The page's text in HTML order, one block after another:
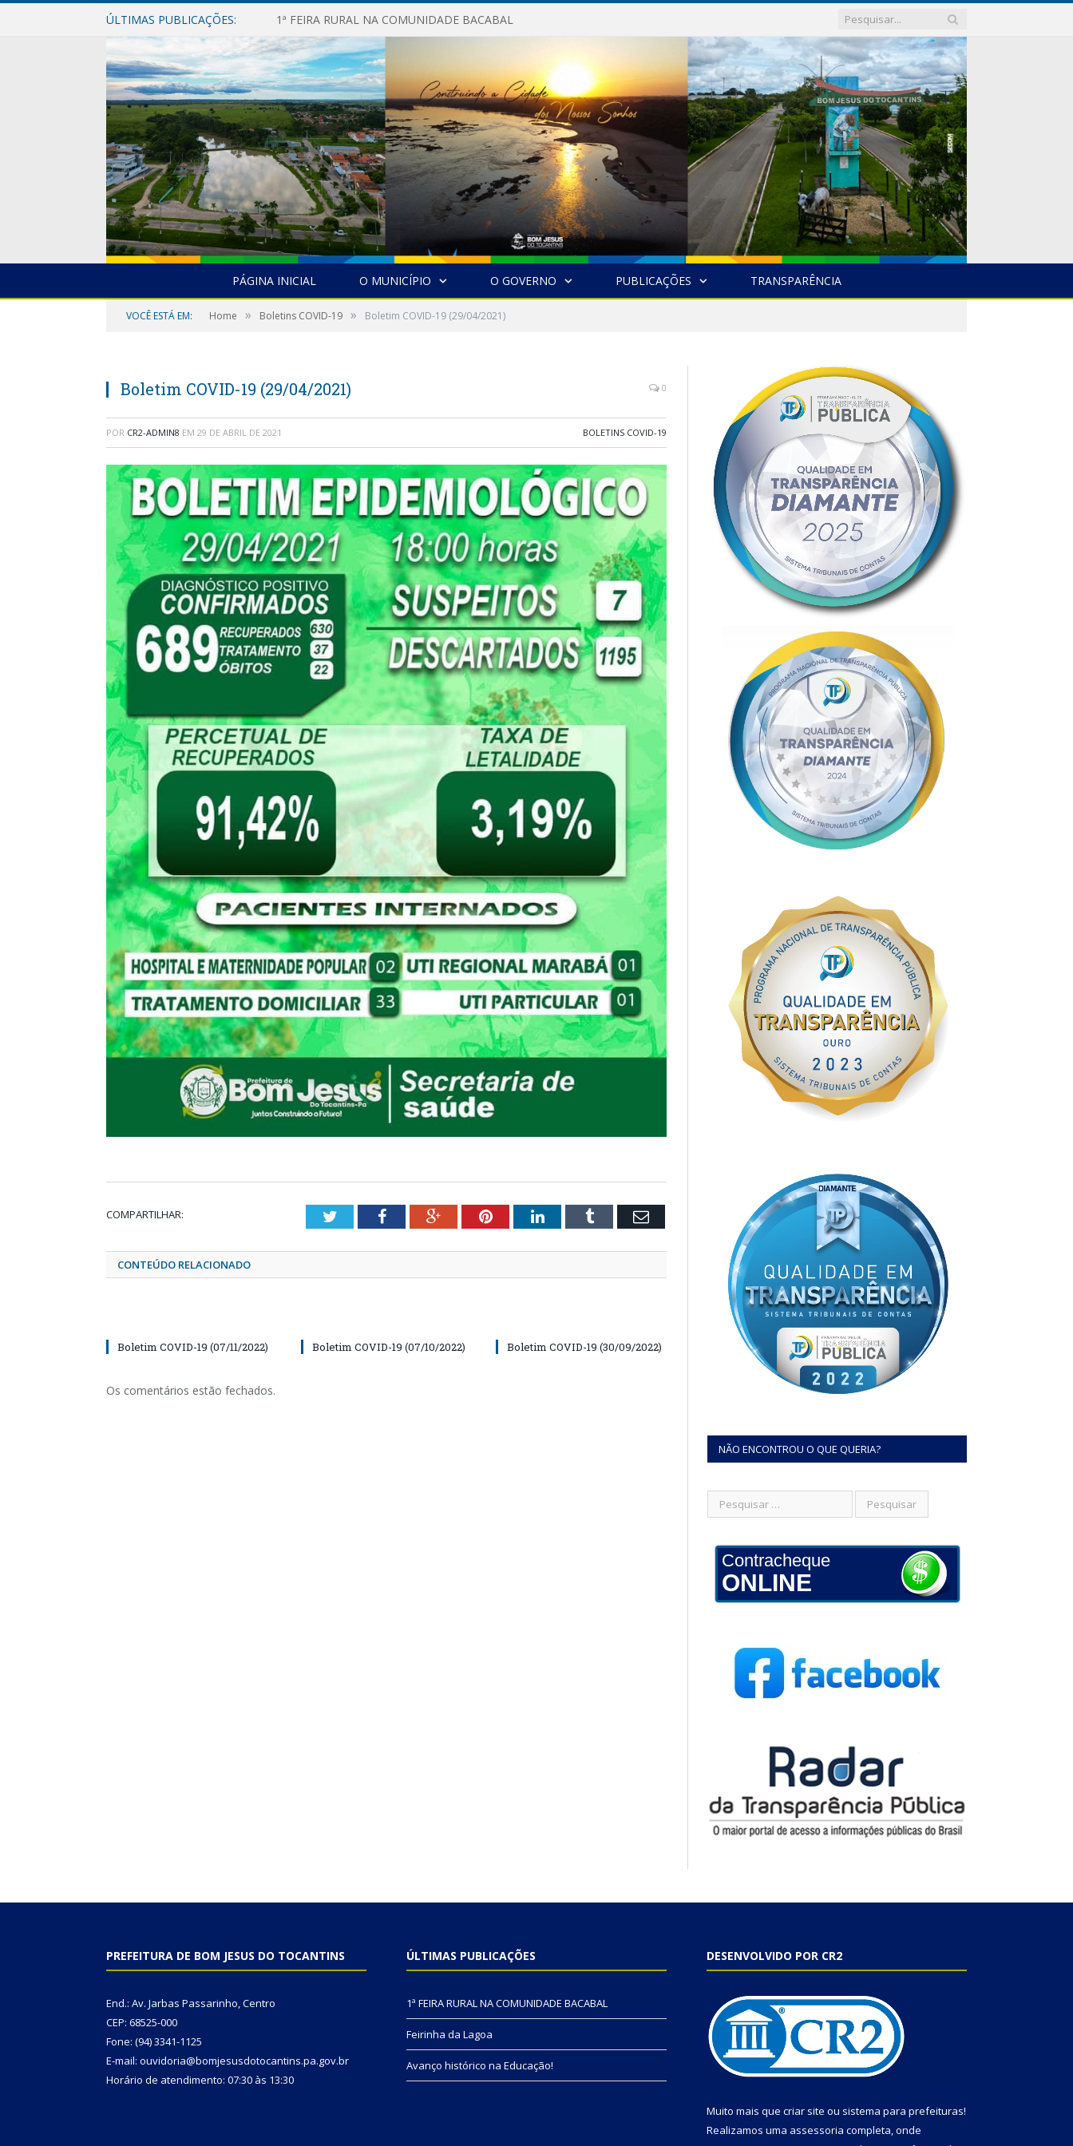
ÚLTIMAS PUBLICAÇÕES: 1ª FEIRA RURAL NA COMUNIDADE BACABAL
PÁGINA INICIAL O MUNICÍPIO O GOVERNO PUBLICAÇÕES TRANSPARÊNCIA
VOCÊ ESTÁ EM: Home » Boletins COVID-19 » Boletim COVID-19 (29/04/2021)
Boletim COVID-19 (29/04/2021) 0
POR CR2-ADMIN8 EM 29 DE ABRIL DE 2021 BOLETINS COVID-19
COMPARTILHAR: TwitterFacebookGoogle+PinterestLinkedInTumblr Email
CONTEÚDO RELACIONADO
Boletim COVID-19 (07/11/2022) Boletim COVID-19 (07/10/2022) Boletim COVID-19 (30/09/2022)
Os comentários estão fechados.
NÃO ENCONTROU O QUE QUERIA?
Contracheque
ONLINE
PREFEITURA DE BOM JESUS DO TOCANTINS
End.: Av. Jarbas Passarinho, Centro
CEP: 68525-000
Fone: (94) 3341-1125
E-mail: ouvidoria@bomjesusdotocantins.pa.gov.br
Horário de atendimento: 07:30 às 13:30
ÚLTIMAS PUBLICAÇÕES
1ª FEIRA RURAL NA COMUNIDADE BACABAL
Feirinha da Lagoa
Avanço histórico na Educação!
DESENVOLVIDO POR CR2
Muito mais que criar site ou sistema para prefeituras!
Realizamos uma assessoria completa, onde